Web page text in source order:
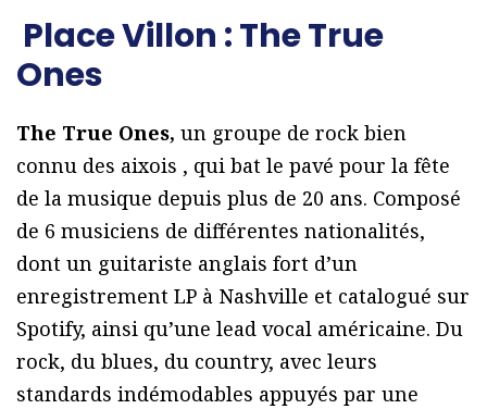
Place Villon : The True
Ones
The True Ones, un groupe de rock bien
connu des aixois , qui bat le pavé pour la fête
de la musique depuis plus de 20 ans. Composé
de 6 musiciens de différentes nationalités,
dont un guitariste anglais fort d’un
enregistrement LP à Nashville et catalogué sur
Spotify, ainsi qu’une lead vocal américaine. Du
rock, du blues, du country, avec leurs
standards indémodables appuyés par une